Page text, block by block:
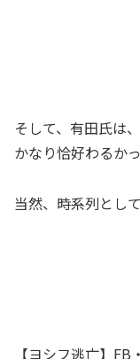
そして、有田氏は
かなり恰好わるかっ
当然、時系列とし
【ヨシフ逃亡】